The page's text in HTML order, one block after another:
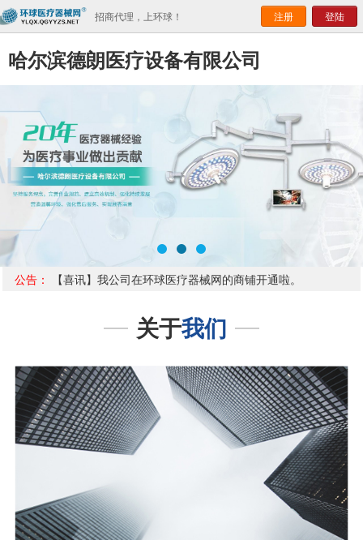
招商代理，上环球！ 注册 登陆
哈尔滨德朗医疗设备有限公司
公告： 【喜讯】我公司在环球医疗器械网的商铺开通啦。
关于我们